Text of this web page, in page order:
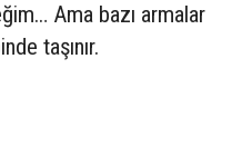
Ama bazı armalar
taşınır.